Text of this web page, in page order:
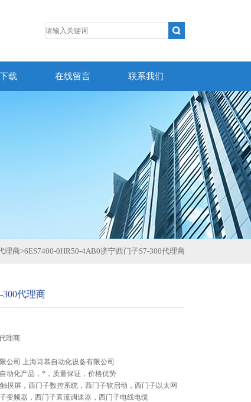
载 在线留言 联系我们
理商>6ES7400-0HR50-4AB0济宁西门子S7-300代理商
300代理商
理商
公司 上海诗慕自动化设备有限公司
动化产品，*，质量保证，价格优势
摸屏，西门子数控系统，西门子软启动，西门子以太网
变频器，西门子直流调速器，西门子电线电缆